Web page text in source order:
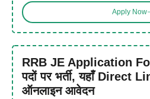
Apply Now
RRB JE Application
पदों पर भर्ती, यहाँ Direct
ऑनलाइन आवेदन